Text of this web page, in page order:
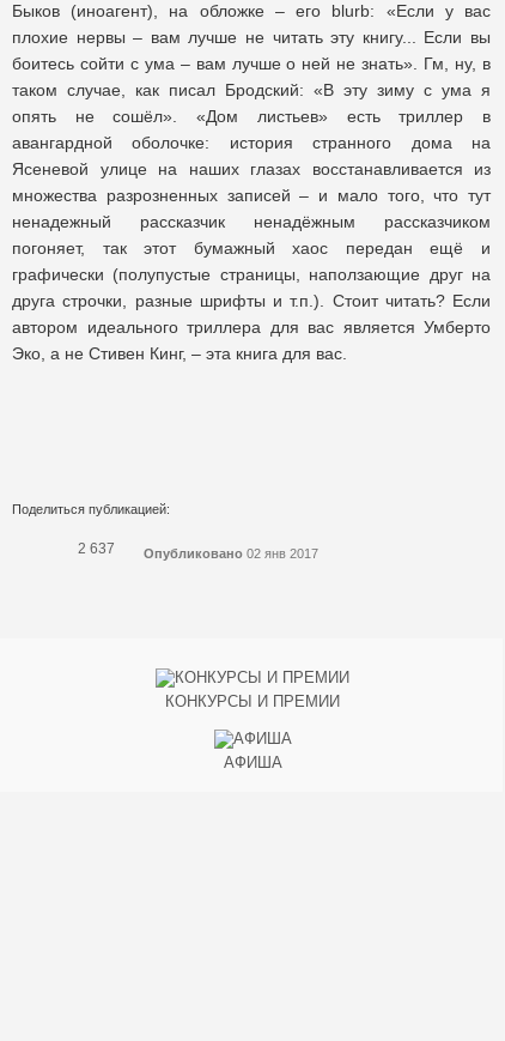
Быков (иноагент), на обложке – его blurb: «Если у вас
плохие нервы – вам лучше не читать эту книгу... Если вы
боитесь сойти с ума – вам лучше о ней не знать». Гм, ну, в
таком случае, как писал Бродский: «В эту зиму с ума я
опять не сошёл». «Дом листьев» есть триллер в
авангардной оболочке: история странного дома на
Ясеневой улице на наших глазах восстанавливается из
множества разрозненных записей – и мало того, что тут
ненадежный рассказчик ненадёжным рассказчиком
погоняет, так этот бумажный хаос передан ещё и
графически (полупустые страницы, наползающие друг на
друга строчки, разные шрифты и т.п.). Стоит читать? Если
автором идеального триллера для вас является Умберто
Эко, а не Стивен Кинг, – эта книга для вас.
Поделиться публикацией:
2 637 Опубликовано 02 янв 2017
КОНКУРСЫ И ПРЕМИИ
АФИША